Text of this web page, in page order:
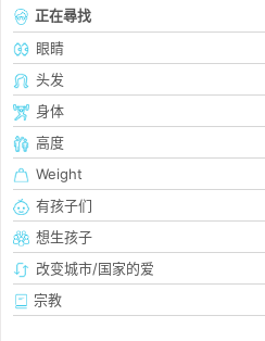
正在尋找
眼睛
头发
身体
高度
Weight
有孩子们
想生孩子
改变城市/国家的爱
宗教